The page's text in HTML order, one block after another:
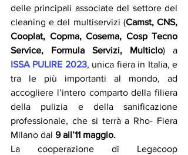
delle principali associate del settore del
cleaning e del multiservizi (Camst, CNS,
Cooplat, Copma, Cosema, Cosp Tecno
Service, Formula Servizi, Multiclo
ISSA PULIRE 2023, unica fiera in Italia, e
tra le più importanti al mondo, ad
accogliere l’intero comparto della filiera
della pulizia e della sanificazione
professionale, che si terrà a Rho- Fiera
Milano dal 9 all’11 maggio.
La cooperazione di Legacoop